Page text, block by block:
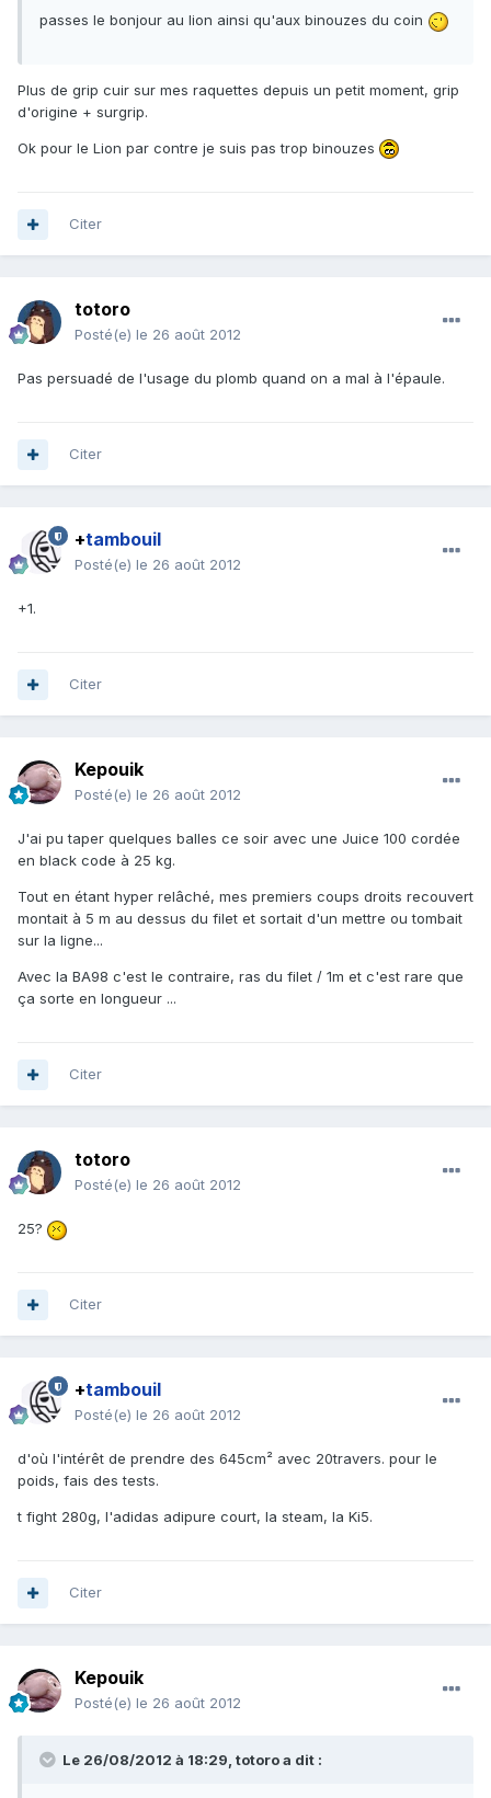
passes le bonjour au lion ainsi qu'aux binouzes du coin
Plus de grip cuir sur mes raquettes depuis un petit moment, grip
d'origine + surgrip.
Ok pour le Lion par contre je suis pas trop binouzes
Citer
totoro
Posté(e) le 26 août 2012
Pas persuadé de l'usage du plomb quand on a mal à l'épaule.
Citer
+tambouil
Posté(e) le 26 août 2012
+1.
Citer
Kepouik
Posté(e) le 26 août 2012
J'ai pu taper quelques balles ce soir avec une Juice 100 cordée
en black code à 25 kg.
Tout en étant hyper relâché, mes premiers coups droits recouvert
montait à 5 m au dessus du filet et sortait d'un mettre ou tombait
sur la ligne...
Avec la BA98 c'est le contraire, ras du filet / 1m et c'est rare que
ça sorte en longueur ...
Citer
totoro
Posté(e) le 26 août 2012
25?
Citer
+tambouil
Posté(e) le 26 août 2012
d'où l'intérêt de prendre des 645cm² avec 20travers. pour le
poids, fais des tests.
t fight 280g, l'adidas adipure court, la steam, la Ki5.
Citer
Kepouik
Posté(e) le 26 août 2012
Le 26/08/2012 à 18:29, totoro a dit :